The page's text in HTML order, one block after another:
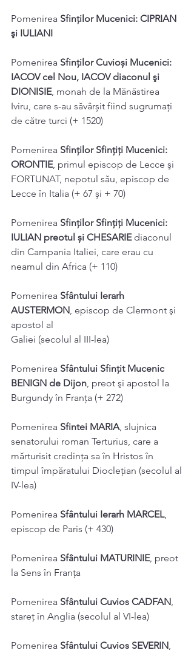
Pomenirea Sfinților Mucenici: CIPRIAN
şi IULIANI
Pomenirea Sfinților Cuvioși Mucenici:
IACOV cel Nou, IACOV diaconul şi
DIONISIE, monah de la Mănăstirea
Iviru, care s-au săvârșit fiind sugrumaţi
de către turci (+ 1520)
Pomenirea Sfinților Sfințiți Mucenici:
ORONTIE, primul episcop de Lecce şi
FORTUNAT, nepotul său, episcop de
Lecce în Italia (+ 67 și + 70)
Pomenirea Sfinților Sfințiți Mucenici:
IULIAN preotul și CHESARIE diaconul
din Campania Italiei, care erau cu
neamul din Africa (+ 110)
Pomenirea Sfântului Ierarh
AUSTERMON, episcop de Clermont şi
apostol al
Galiei (secolul al III-lea)
Pomenirea Sfântului Sfințit Mucenic
BENIGN de Dijon, preot şi apostol la
Burgundy în Franța (+ 272)
Pomenirea Sfintei MARIA, slujnica
senatorului roman Terturius, care a
mărturisit credinţa sa în Hristos în
timpul împăratului Diocleţian (secolul al
IV-lea)
Pomenirea Sfântului Ierarh MARCEL,
episcop de Paris (+ 430)
Pomenirea Sfântului MATURINIE, preot
la Sens în Franţa
Pomenirea Sfântului Cuvios CADFAN,
stareţ în Anglia (secolul al VI-lea)
Pomenirea Sfântului Cuvios SEVERIN,